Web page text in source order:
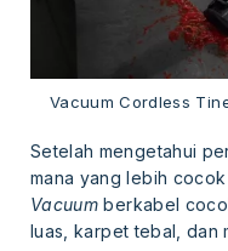
Vacuum Cordless
Setelah mengetahui
mana yang lebih
Vacuum berkabel
luas, karpet tebal, dan